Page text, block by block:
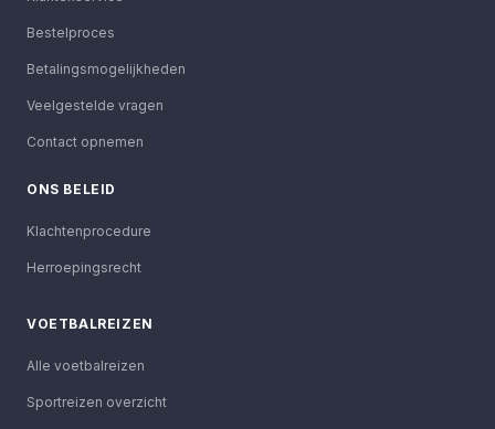
Bestelproces
Betalingsmogelijkheden
Veelgestelde vragen
Contact opnemen
ONS BELEID
Klachtenprocedure
Herroepingsrecht
VOETBALREIZEN
Alle voetbalreizen
Sportreizen overzicht